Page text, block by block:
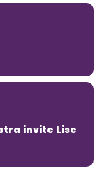
invite Lise